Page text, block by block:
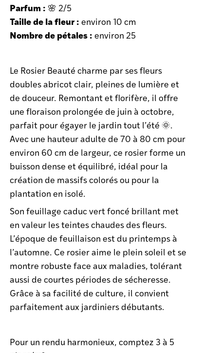
Parfum : 🌸 2/5
Taille de la fleur : environ 10 cm
Nombre de pétales : environ 25
Le Rosier Beauté charme par ses fleurs
doubles abricot clair, pleines de lumière et
de douceur. Remontant et florifère, il offre
une floraison prolongée de juin à octobre,
parfait pour égayer le jardin tout l’été 🌞.
Avec une hauteur adulte de 70 à 80 cm pour
environ 60 cm de largeur, ce rosier forme un
buisson dense et équilibré, idéal pour la
création de massifs colorés ou pour la
plantation en isolé.
Son feuillage caduc vert foncé brillant met
en valeur les teintes chaudes des fleurs.
L’époque de feuillaison est du printemps à
l’automne. Ce rosier aime le plein soleil et se
montre robuste face aux maladies, tolérant
aussi de courtes périodes de sécheresse.
Grâce à sa facilité de culture, il convient
parfaitement aux jardiniers débutants.
Pour un rendu harmonieux, comptez 3 à 5